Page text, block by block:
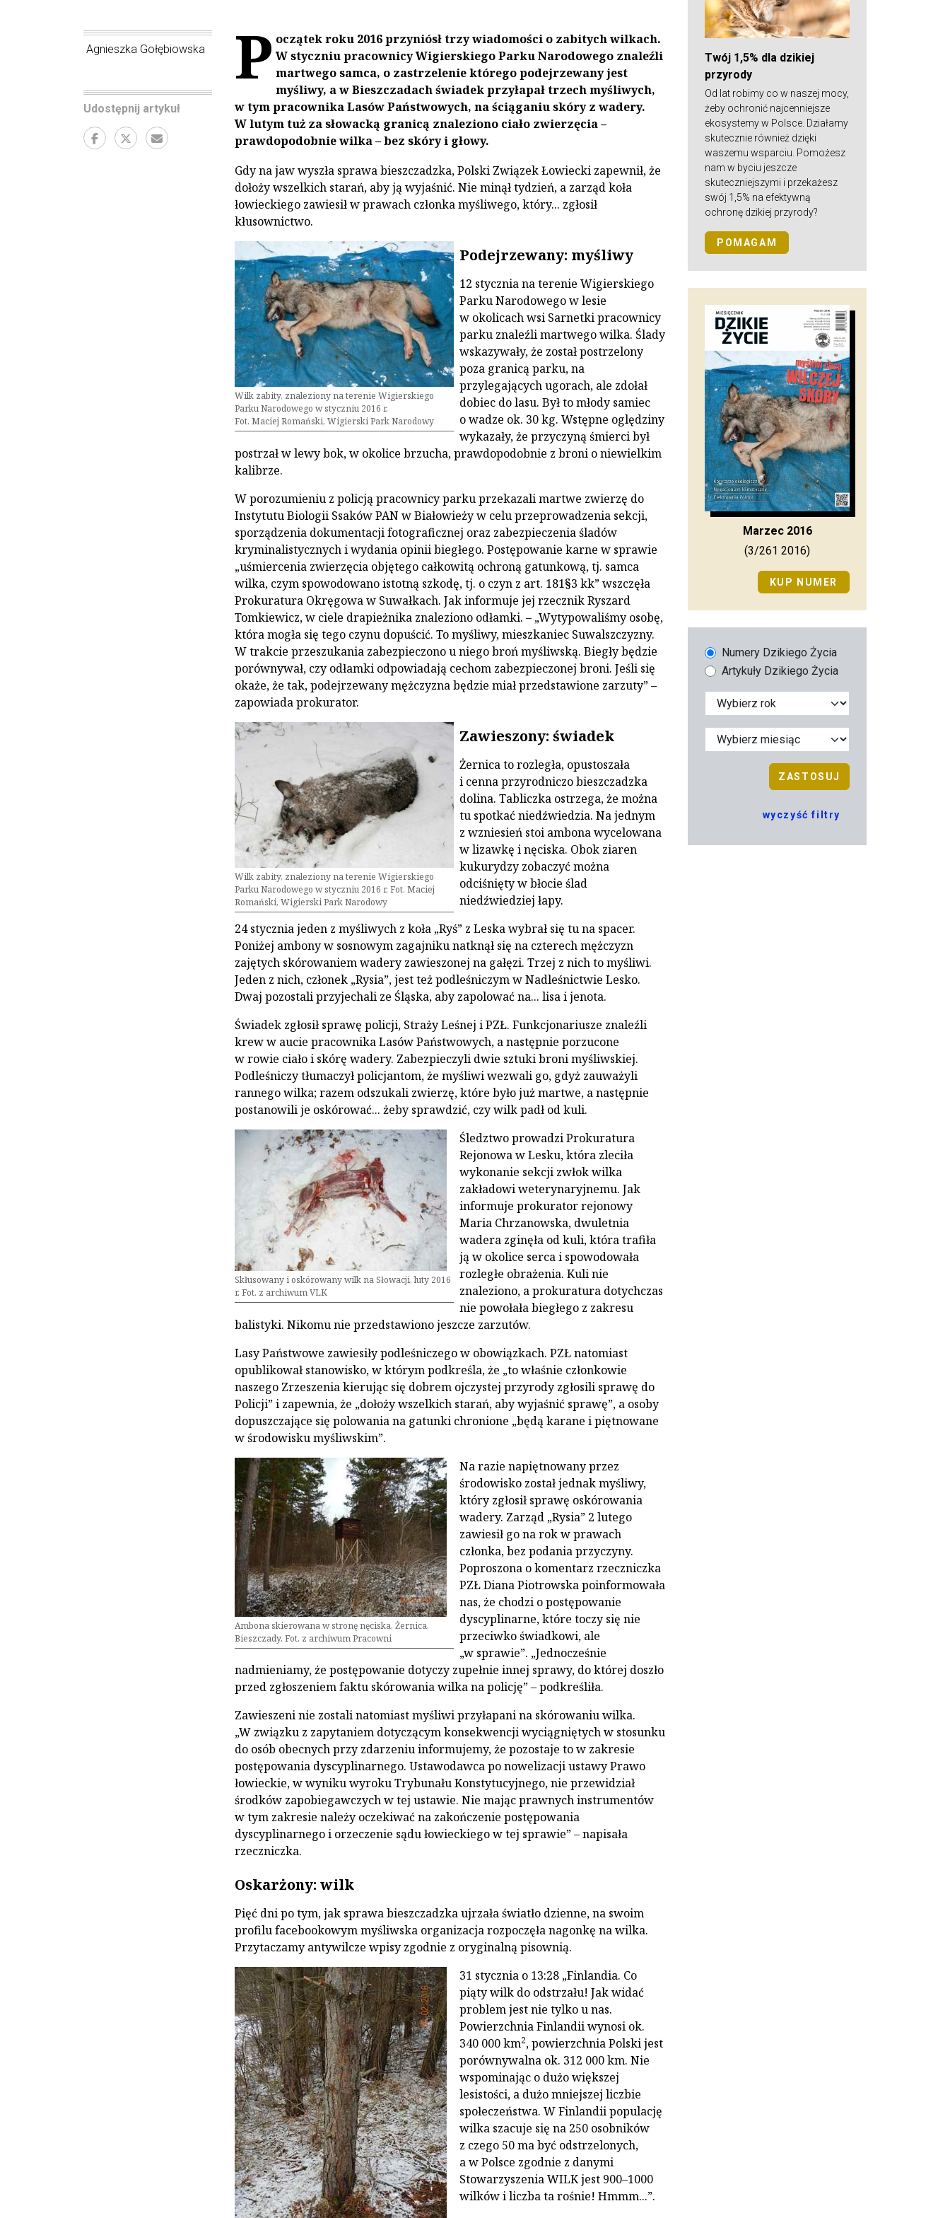
Agnieszka Gołębiowska
Udostępnij artykuł
P oczątek roku 2016 przyniósł trzy wiadomości o zabitych wilkach.
W styczniu pracownicy Wigierskiego Parku Narodowego znaleźli
martwego samca, o zastrzelenie którego podejrzewany jest
myśliwy, a w Bieszczadach świadek przyłapał trzech myśliwych,
w tym pracownika Lasów Państwowych, na ściąganiu skóry z wadery.
W lutym tuż za słowacką granicą znaleziono ciało zwierzęcia –
prawdopodobnie wilka – bez skóry i głowy.
Gdy na jaw wyszła sprawa bieszczadzka, Polski Związek Łowiecki zapewnił, że
dołoży wszelkich starań, aby ją wyjaśnić. Nie minął tydzień, a zarząd koła
łowieckiego zawiesił w prawach członka myśliwego, który... zgłosił
kłusownictwo.
Wilk zabity, znaleziony na terenie Wigierskiego
Parku Narodowego w styczniu 2016 r.
Fot. Maciej Romański, Wigierski Park Narodowy
Podejrzewany: myśliwy
12 stycznia na terenie Wigierskiego
Parku Narodowego w lesie
w okolicach wsi Sarnetki pracownicy
parku znaleźli martwego wilka. Ślady
wskazywały, że został postrzelony
poza granicą parku, na
przylegających ugorach, ale zdołał
dobiec do lasu. Był to młody samiec
o wadze ok. 30 kg. Wstępne oględziny
wykazały, że przyczyną śmierci był
postrzał w lewy bok, w okolice brzucha, prawdopodobnie z broni o niewielkim
kalibrze.
W porozumieniu z policją pracownicy parku przekazali martwe zwierzę do
Instytutu Biologii Ssaków PAN w Białowieży w celu przeprowadzenia sekcji,
sporządzenia dokumentacji fotograficznej oraz zabezpieczenia śladów
kryminalistycznych i wydania opinii biegłego. Postępowanie karne w sprawie
„uśmiercenia zwierzęcia objętego całkowitą ochroną gatunkową, tj. samca
wilka, czym spowodowano istotną szkodę, tj. o czyn z art. 181§3 kk” wszczęła
Prokuratura Okręgowa w Suwałkach. Jak informuje jej rzecznik Ryszard
Tomkiewicz, w ciele drapieżnika znaleziono odłamki. – „Wytypowaliśmy osobę,
która mogła się tego czynu dopuścić. To myśliwy, mieszkaniec Suwalszczyzny.
W trakcie przeszukania zabezpieczono u niego broń myśliwską. Biegły będzie
porównywał, czy odłamki odpowiadają cechom zabezpieczonej broni. Jeśli się
okaże, że tak, podejrzewany mężczyzna będzie miał przedstawione zarzuty” –
zapowiada prokurator.
Wilk zabity, znaleziony na terenie Wigierskiego
Parku Narodowego w styczniu 2016 r. Fot. Maciej
Romański, Wigierski Park Narodowy
Zawieszony: świadek
Żernica to rozległa, opustoszała
i cenna przyrodniczo bieszczadzka
dolina. Tabliczka ostrzega, że można
tu spotkać niedźwiedzia. Na jednym
z wzniesień stoi ambona wycelowana
w lizawkę i nęciska. Obok ziaren
kukurydzy zobaczyć można
odciśnięty w błocie ślad
niedźwiedziej łapy.
24 stycznia jeden z myśliwych z koła „Ryś” z Leska wybrał się tu na spacer.
Poniżej ambony w sosnowym zagajniku natknął się na czterech mężczyzn
zajętych skórowaniem wadery zawieszonej na gałęzi. Trzej z nich to myśliwi.
Jeden z nich, członek „Rysia”, jest też podleśniczym w Nadleśnictwie Lesko.
Dwaj pozostali przyjechali ze Śląska, aby zapolować na... lisa i jenota.
Świadek zgłosił sprawę policji, Straży Leśnej i PZŁ. Funkcjonariusze znaleźli
krew w aucie pracownika Lasów Państwowych, a następnie porzucone
w rowie ciało i skórę wadery. Zabezpieczyli dwie sztuki broni myśliwskiej.
Podleśniczy tłumaczył policjantom, że myśliwi wezwali go, gdyż zauważyli
rannego wilka; razem odszukali zwierzę, które było już martwe, a następnie
postanowili je oskórować... żeby sprawdzić, czy wilk padł od kuli.
Skłusowany i oskórowany wilk na Słowacji, luty 2016
r. Fot. z archiwum VLK
Śledztwo prowadzi Prokuratura
Rejonowa w Lesku, która zleciła
wykonanie sekcji zwłok wilka
zakładowi weterynaryjnemu. Jak
informuje prokurator rejonowy
Maria Chrzanowska, dwuletnia
wadera zginęła od kuli, która trafiła
ją w okolice serca i spowodowała
rozległe obrażenia. Kuli nie
znaleziono, a prokuratura dotychczas
nie powołała biegłego z zakresu
balistyki. Nikomu nie przedstawiono jeszcze zarzutów.
Lasy Państwowe zawiesiły podleśniczego w obowiązkach. PZŁ natomiast
opublikował stanowisko, w którym podkreśla, że „to właśnie członkowie
naszego Zrzeszenia kierując się dobrem ojczystej przyrody zgłosili sprawę do
Policji” i zapewnia, że „dołoży wszelkich starań, aby wyjaśnić sprawę”, a osoby
dopuszczające się polowania na gatunki chronione „będą karane i piętnowane
w środowisku myśliwskim”.
Ambona skierowana w stronę nęciska, Żernica,
Bieszczady. Fot. z archiwum Pracowni
Na razie napiętnowany przez
środowisko został jednak myśliwy,
który zgłosił sprawę oskórowania
wadery. Zarząd „Rysia” 2 lutego
zawiesił go na rok w prawach
członka, bez podania przyczyny.
Poproszona o komentarz rzeczniczka
PZŁ Diana Piotrowska poinformowała
nas, że chodzi o postępowanie
dyscyplinarne, które toczy się nie
przeciwko świadkowi, ale
„w sprawie”. „Jednocześnie
nadmieniamy, że postępowanie dotyczy zupełnie innej sprawy, do której doszło
przed zgłoszeniem faktu skórowania wilka na policję” – podkreśliła.
Zawieszeni nie zostali natomiast myśliwi przyłapani na skórowaniu wilka.
„W związku z zapytaniem dotyczącym konsekwencji wyciągniętych w stosunku
do osób obecnych przy zdarzeniu informujemy, że pozostaje to w zakresie
postępowania dyscyplinarnego. Ustawodawca po nowelizacji ustawy Prawo
łowieckie, w wyniku wyroku Trybunału Konstytucyjnego, nie przewidział
środków zapobiegawczych w tej ustawie. Nie mając prawnych instrumentów
w tym zakresie należy oczekiwać na zakończenie postępowania
dyscyplinarnego i orzeczenie sądu łowieckiego w tej sprawie” – napisała
rzeczniczka.
Oskarżony: wilk
Pięć dni po tym, jak sprawa bieszczadzka ujrzała światło dzienne, na swoim
profilu facebookowym myśliwska organizacja rozpoczęła nagonkę na wilka.
Przytaczamy antywilcze wpisy zgodnie z oryginalną pisownią.
31 stycznia o 13:28 „Finlandia. Co
piąty wilk do odstrzału! Jak widać
problem jest nie tylko u nas.
Powierzchnia Finlandii wynosi ok.
340 000 km2, powierzchnia Polski jest
porównywalna ok. 312 000 km. Nie
wspominając o dużo większej
lesistości, a dużo mniejszej liczbie
społeczeństwa. W Finlandii populację
wilka szacuje się na 250 osobników
z czego 50 ma być odstrzelonych,
a w Polsce zgodnie z danymi
Stowarzyszenia WILK jest 900–1000
wilków i liczba ta rośnie! Hmmm...”.
Twój 1,5% dla dzikiej
przyrody
Od lat robimy co w naszej mocy,
żeby ochronić najcenniejsze
ekosystemy w Polsce. Działamy
skutecznie również dzięki
waszemu wsparciu. Pomożesz
nam w byciu jeszcze
skuteczniejszymi i przekażesz
swój 1,5% na efektywną
ochronę dzikiej przyrody?
POMAGAM
Marzec 2016
(3/261 2016)
KUP NUMER
Numery Dzikiego Życia
Artykuły Dzikiego Życia
ZASTOSUJ
wyczyść filtry